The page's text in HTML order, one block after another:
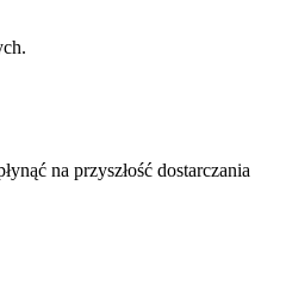
na przyszłość dostarczania